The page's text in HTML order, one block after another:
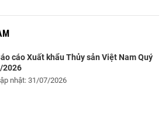
cáo Xuất khẩu Thủy sản Việt Nam Quý
2026
nhật: 31/07/2026